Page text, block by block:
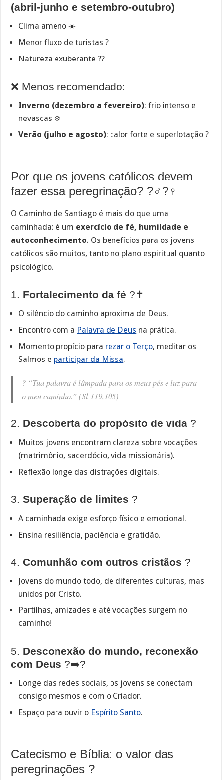
(abril-junho e setembro-outubro)
Clima ameno ☀️
Menor fluxo de turistas ?
Natureza exuberante ??
❌ Menos recomendado:
Inverno (dezembro a fevereiro): frio intenso e
nevascas ❄️
Verão (julho e agosto): calor forte e superlotação ?
Por que os jovens católicos devem
fazer essa peregrinação? ?‍♂️?‍♀️
O Caminho de Santiago é mais do que uma
caminhada: é um exercício de fé, humildade e
autoconhecimento. Os benefícios para os jovens
católicos são muitos, tanto no plano espiritual quanto
psicológico.
1. Fortalecimento da fé ?✝️
O silêncio do caminho aproxima de Deus.
Encontro com a Palavra de Deus na prática.
Momento propício para rezar o Terço, meditar os
Salmos e participar da Missa.
?️ “Tua palavra é lâmpada para os meus pés e luz para
o meu caminho.” (Sl 119,105)
2. Descoberta do propósito de vida ?
Muitos jovens encontram clareza sobre vocações
(matrimônio, sacerdócio, vida missionária).
Reflexão longe das distrações digitais.
3.Superação de limites ?️
A caminhada exige esforço físico e emocional.
Ensina resiliência, paciência e gratidão.
4. Comunhão com outros cristãos ?
Jovens do mundo todo, de diferentes culturas, mas
unidos por Cristo.
Partilhas, amizades e até vocações surgem no
caminho!
5. Desconexão do mundo, reconexão
com Deus ?➡️?
Longe das redes sociais, os jovens se conectam
consigo mesmos e com o Criador.
Espaço para ouvir o Espírito Santo.
Catecismo e Bíblia: o valor das
peregrinações ?️